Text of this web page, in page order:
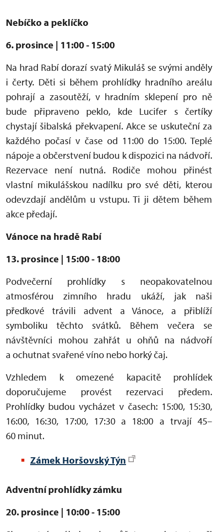
Nebíčko a peklíčko
6. prosince | 11:00 - 15:00
Na hrad Rabí dorazí svatý Mikuláš se svými anděly
i čerty. Děti si během prohlídky hradního areálu
pohrají a zasoutěží, v hradním sklepení pro ně
bude připraveno peklo, kde Lucifer s čertíky
chystají šibalská překvapení. Akce se uskuteční za
každého počasí v čase od 11:00 do 15:00. Teplé
nápoje a občerstvení budou k dispozici na nádvoří.
Rezervace není nutná. Rodiče mohou přinést
vlastní mikulášskou nadílku pro své děti, kterou
odevzdají andělům u vstupu. Ti ji dětem během
akce předají.
Vánoce na hradě Rabí
13. prosince | 15:00 - 18:00
Podvečerní prohlídky s neopakovatelnou
atmosférou zimního hradu ukáží, jak naši
předkové trávili advent a Vánoce, a přiblíží
symboliku těchto svátků. Během večera se
návštěvníci mohou zahřát u ohňů na nádvoří
a ochutnat svařené víno nebo horký čaj.
Vzhledem k omezené kapacitě prohlídek
doporučujeme provést rezervaci předem.
Prohlídky budou vycházet v časech: 15:00, 15:30,
16:00, 16:30, 17:00, 17:30 a 18:00 a trvají 45–
60 minut.
Zámek Horšovský Týn
Adventní prohlídky zámku
20. prosince | 10:00 - 15:00